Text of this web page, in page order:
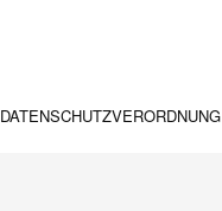
DATENSCHUTZVERORDNUNG